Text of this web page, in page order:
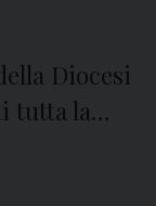
Diocesi
tutta la